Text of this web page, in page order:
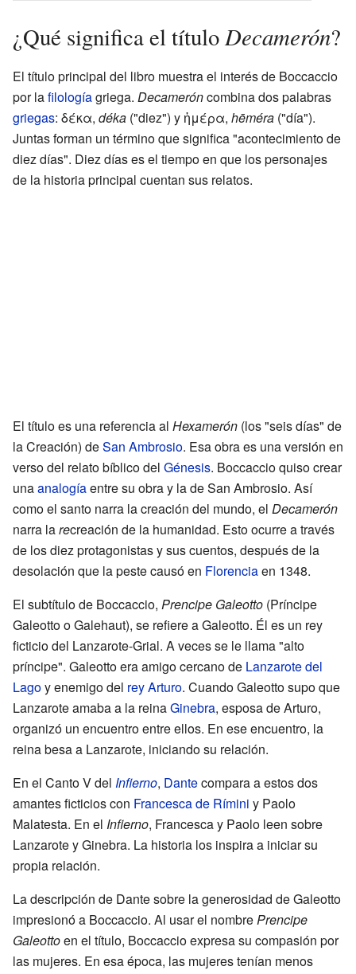
¿Qué significa el títuloDecamerón?
El título principal del libro muestra el interés de Boccaccio
por lafilologíagriega. Decameróncombina dos palabras
griegas: δέκα, déka ("diez") y ἡμέρα, hēméra ("día").
Juntas forman un término que significa "acontecimiento de
diez días". Diez días es el tiempo en que los personajes
de la historia principal cuentan sus relatos.
El título es una referencia al Hexamerón (los "seis días" de
la Creación) deSan Ambrosio. Esa obra es una versión en
verso del relato bíblico del Génesis. Boccaccio quiso crear
unaanalogíaentre su obra y la de San Ambrosio. Así
como el santo narra la creación del mundo, el Decamerón
narra larecreación de la humanidad. Esto ocurre a través
de los diez protagonistas y sus cuentos, después de la
desolación que la peste causó en Florenciaen 1348.
El subtítulo de Boccaccio, Prencipe Galeotto (Príncipe
Galeotto o Galehaut), se refiere a Galeotto. Él es un rey
ficticio del Lanzarote-Grial. A veces se le llama "alto
príncipe". Galeotto era amigo cercano de Lanzarote del
Lagoy enemigo del rey Arturo. Cuando Galeotto supo que
Lanzarote amaba a la reinaGinebra, esposa de Arturo,
organizó un encuentro entre ellos. En ese encuentro, la
reina besa a Lanzarote, iniciando su relación.
En el Canto V del Infierno, Dantecompara a estos dos
amantes ficticios con Francesca de Rímini y Paolo
Malatesta. En el Infierno, Francesca y Paolo leen sobre
Lanzarote y Ginebra. La historia los inspira a iniciar su
propia relación.
La descripción de Dante sobre la generosidad de Galeotto
impresionó a Boccaccio. Al usar el nombrePrencipe
Galeottoen el título, Boccaccio expresa su compasión por
las mujeres. En esa época, las mujeres tenían menos